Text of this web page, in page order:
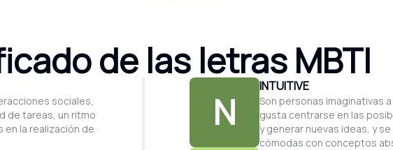
de las letras MBTI
sociales,
de tareas, un ritmo
en la realización de
N
INTUITIVE
Son personas imaginativas
gusta centrarse en las
y generar nuevas ideas, y
cómodas con conceptos